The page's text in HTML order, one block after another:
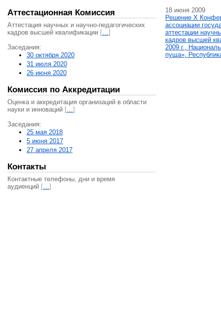
Аттестационная Комиссия
Аттестация научных и научно-педагогических
кадров высшей квалификации […]
Заседания:
30 октября 2020
31 июля 2020
26 июня 2020
Комиссия по Аккредитации
Оценка и аккредитация организаций в области
науки и инноваций […]
Заседания:
25 мая 2018
5 июня 2017
27 апреля 2017
Контакты
Контактные телефоны, дни и время
аудиенций […]
18 июня 2009
Решение X
ассоциации
аттестации
кадров высшей
2009 г.,
пуща»,